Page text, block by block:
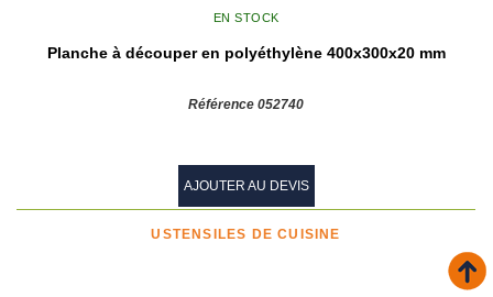
EN STOCK
Planche à découper en polyéthylène 400x300x20 mm
Référence 052740
AJOUTER AU DEVIS
USTENSILES DE CUISINE